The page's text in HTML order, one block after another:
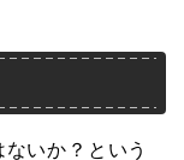
いか？という